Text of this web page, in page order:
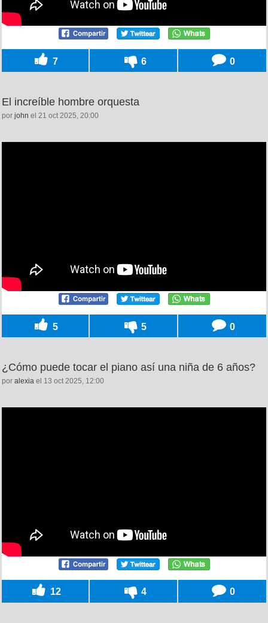
7 6 0
El increíble hombre orquesta
por john el 21 oct 2025, 20:00
5 5 0
¿Cómo puede tocar el piano así una niña de 6 años?
por alexia el 13 oct 2025, 12:00
12 4 0